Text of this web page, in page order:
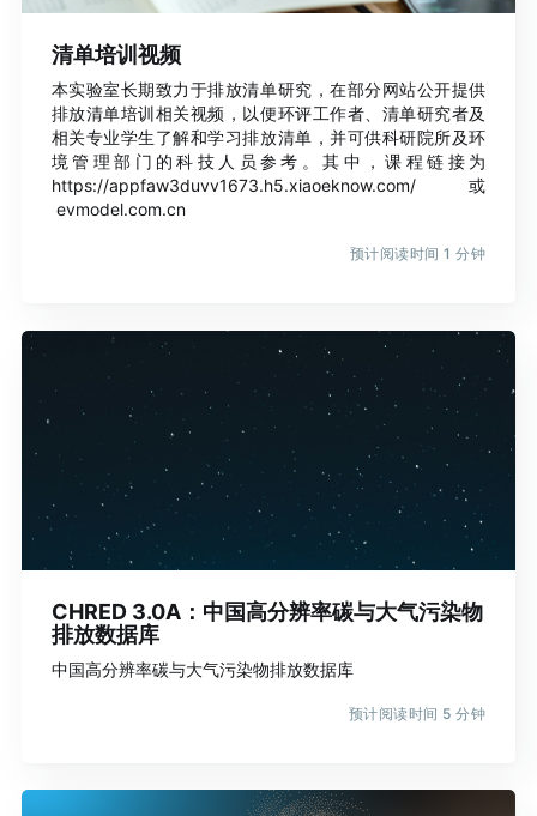
清单培训视频
本实验室长期致力于排放清单研究，在部分网站公开提供
排放清单培训相关视频，以便环评工作者、清单研究者及
相关专业学生了解和学习排放清单，并可供科研院所及环
境管理部门的科技人员参考。其中，课程链接为
https://appfaw3duvv1673.h5.xiaoeknow.com/ 或
evmodel.com.cn
预计阅读时间 1 分钟
CHRED 3.0A：中国高分辨率碳与大气污染物
排放数据库
中国高分辨率碳与大气污染物排放数据库
预计阅读时间 5 分钟